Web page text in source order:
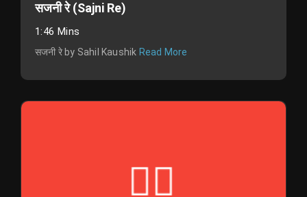
सजनी रे (Sajni Re)
1:46 Mins
सजनी रे by Sahil Kaushik Read More